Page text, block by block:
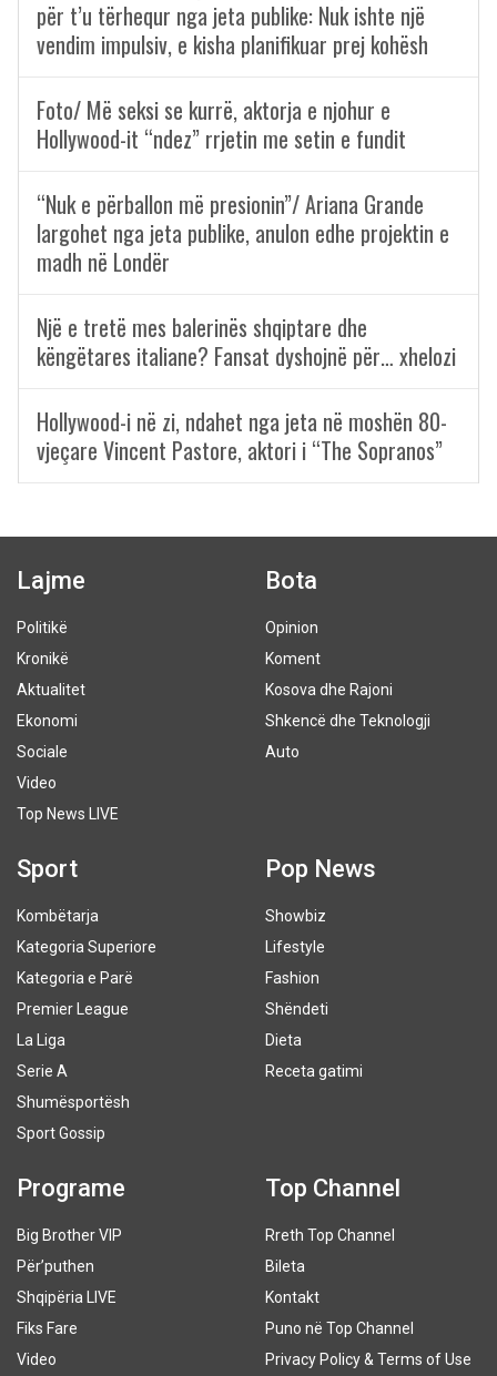
për t’u tërhequr nga jeta publike: Nuk ishte një
vendim impulsiv, e kisha planifikuar prej kohësh
Foto/ Më seksi se kurrë, aktorja e njohur e
Hollywood-it “ndez” rrjetin me setin e fundit
“Nuk e përballon më presionin”/ Ariana Grande
largohet nga jeta publike, anulon edhe projektin e
madh në Londër
Një e tretë mes balerinës shqiptare dhe
këngëtares italiane? Fansat dyshojnë për… xhelozi
Hollywood-i në zi, ndahet nga jeta në moshën 80-
vjeçare Vincent Pastore, aktori i “The Sopranos”
Lajme
Politikë
Kronikë
Aktualitet
Ekonomi
Sociale
Video
Top News LIVE
Bota
Opinion
Koment
Kosova dhe Rajoni
Shkencë dhe Teknologji
Auto
Sport
Kombëtarja
Kategoria Superiore
Kategoria e Parë
Premier League
La Liga
Serie A
Shumësportësh
Sport Gossip
Pop News
Showbiz
Lifestyle
Fashion
Shëndeti
Dieta
Receta gatimi
Programe
Big Brother VIP
Për’puthen
Shqipëria LIVE
Fiks Fare
Video
Top Channel
Rreth Top Channel
Bileta
Kontakt
Puno në Top Channel
Privacy Policy & Terms of Use